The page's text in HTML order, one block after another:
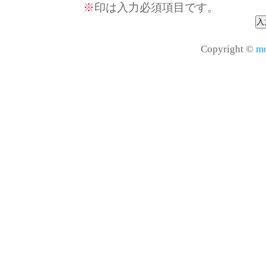
※印は入力必須項目です。
Copyright ©